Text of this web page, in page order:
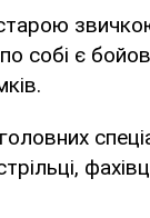
собі є